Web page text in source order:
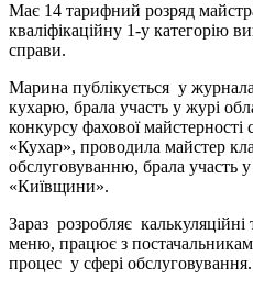
Має 14 тарифний розряд
кваліфікаційну 1-у категорію
справи.
Марина публікується у
кухарю, брала участь у журі
конкурсу фахової майстерності
«Кухар», проводила майстер
обслуговуванню, брала участь
«Київщини».
Зараз розробляє калькуляційні
меню, працює з
процес у сфері обслуговування.